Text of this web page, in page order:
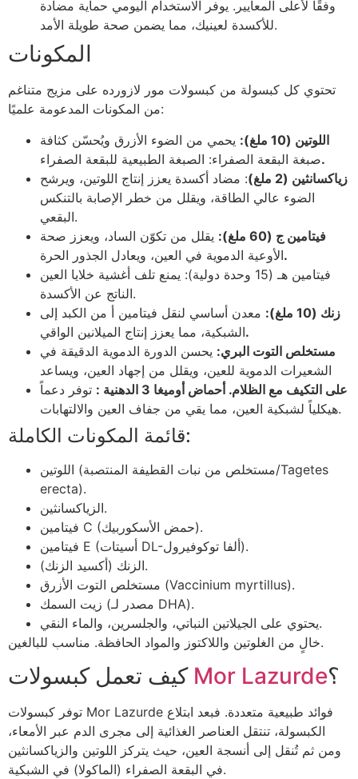
وفقًا لأعلى المعايير. يوفر الاستخدام اليومي حماية مضادة
للأكسدة لعينيك، مما يضمن صحة طويلة الأمد.
المكونات
تحتوي كل كبسولة من كبسولات مور لازورده على مزيج متناغم
من المكونات المدعومة علميًا:
اللوتين (10 ملغ):
يحمي من الضوء الأزرق ويُحسّن كثافة
صبغة البقعة الصفراء: الصبغة الطبيعية للبقعة الصفراء.
زياكسانثين (2 ملغ)
: مضاد أكسدة يعزز إنتاج اللوتين، ويرشح
الضوء عالي الطاقة، ويقلل من خطر الإصابة بالتنكس
البقعي.
فيتامين ج (60 ملغ):
يقلل من تكوّن الساد، ويعزز صحة
الأوعية الدموية في العين، ويعادل الجذور الحرة.
فيتامين هـ (15 وحدة دولية): يمنع تلف أغشية خلايا العين
الناتج عن الأكسدة.
زنك (10 ملغ):
معدن أساسي لنقل فيتامين أ من الكبد إلى
الشبكية، مما يعزز إنتاج الميلانين الواقي.
مستخلص التوت البري: يحسن الدورة الدموية الدقيقة في
الشعيرات الدموية للعين، ويقلل من إجهاد العين، ويساعد
على التكيف مع الظلام. أحماض أوميغا 3 الدهنية :
توفر دعماً
هيكلياً لشبكية العين، مما يقي من جفاف العين والالتهابات.
قائمة المكونات الكاملة:
اللوتين (مستخلص من نبات القطيفة المنتصبة/Tagetes
erecta).
الزياكسانثين.
فيتامين C (حمض الأسكوربيك).
فيتامين E (أسيتات DL-ألفا توكوفيرول).
الزنك (أكسيد الزنك).
مستخلص التوت الأزرق (Vaccinium myrtillus).
زيت السمك (مصدر لـ DHA).
يحتوي على الجيلاتين النباتي، والجلسرين، والماء النقي.
خالٍ من الغلوتين واللاكتوز والمواد الحافظة. مناسب للبالغين.
كيف تعمل كبسولات Mor Lazurde؟
توفر كبسولات Mor Lazurde فوائد طبيعية متعددة. فبعد ابتلاع
الكبسولة، تنتقل العناصر الغذائية إلى مجرى الدم عبر الأمعاء،
ومن ثم تُنقل إلى أنسجة العين، حيث يتركز اللوتين والزياكسانثين
في البقعة الصفراء (الماكولا) في الشبكية.